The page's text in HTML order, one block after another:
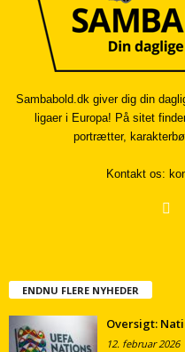
Sambabold.dk giver dig din
ligaer i Europa! På sitet
portrætter,
Kontakt os:
ENDNU FLERE NYHEDER
Oversigt:
12. februar 2026